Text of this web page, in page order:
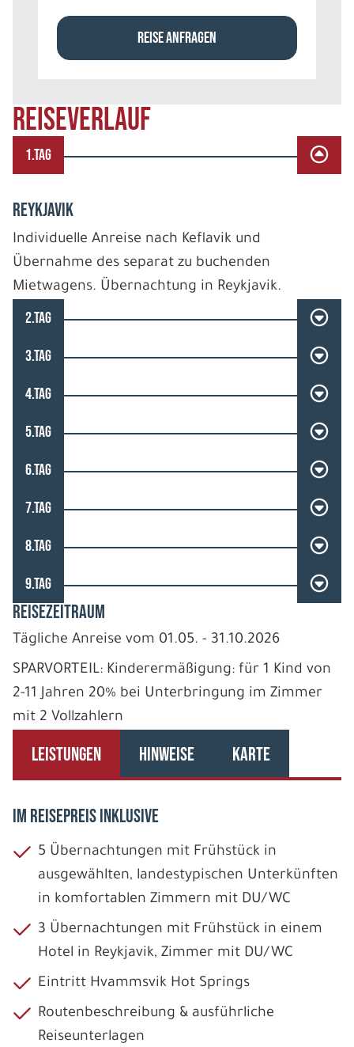
REISEVERLAUF
1.TAG
REYKJAVIK
Individuelle Anreise nach Keflavik und
Übernahme des separat zu buchenden
Mietwagens. Übernachtung in Reykjavik.
2.TAG
3.TAG
4.TAG
5.TAG
6.TAG
7.TAG
8.TAG
9.TAG
REISEZEITRAUM
Tägliche Anreise vom 01.05. - 31.10.2026
SPARVORTEIL: Kinderermäßigung: für 1 Kind von
2-11 Jahren 20% bei Unterbringung im Zimmer
mit 2 Vollzahlern
LEISTUNGEN HINWEISE KARTE
IM REISEPREIS INKLUSIVE
5 Übernachtungen mit Frühstück in
ausgewählten, landestypischen Unterkünften
in komfortablen Zimmern mit DU/WC
3 Übernachtungen mit Frühstück in einem
Hotel in Reykjavik, Zimmer mit DU/WC
Eintritt Hvammsvik Hot Springs
Routenbeschreibung & ausführliche
Reiseunterlagen
REISE ANFRAGEN